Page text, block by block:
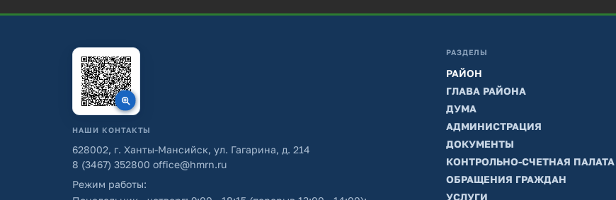
НАШИ КОНТАКТЫ
628002, г. Ханты-Мансийск, ул. Гагарина, д. 214
8 (3467) 352800 office@hmrn.ru
Режим работы:
РАЗДЕЛЫ
РАЙОН
ГЛАВА РАЙОНА
ДУМА
АДМИНИСТРАЦИЯ
ДОКУМЕНТЫ
КОНТРОЛЬНО-СЧЕТНАЯ ПАЛАТА
ОБРАЩЕНИЯ ГРАЖДАН
УСЛУГИ